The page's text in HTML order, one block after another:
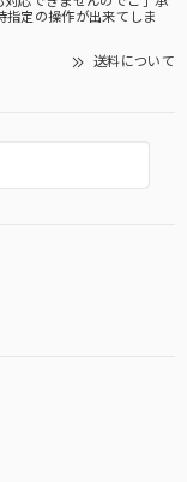
指定の操作が出来てしま
送料について